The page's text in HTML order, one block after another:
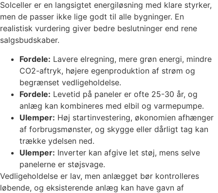
Solceller er en langsigtet energiløsning med klare styrker,
men de passer ikke lige godt til alle bygninger. En
realistisk vurdering giver bedre beslutninger end rene
salgsbudskaber.
Fordele: Lavere elregning, mere grøn energi, mindre
CO2-aftryk, højere egenproduktion af strøm og
begrænset vedligeholdelse.
Fordele: Levetid på paneler er ofte 25-30 år, og
anlæg kan kombineres med elbil og varmepumpe.
Ulemper: Høj startinvestering, økonomien afhænger
af forbrugsmønster, og skygge eller dårligt tag kan
trække ydelsen ned.
Ulemper: Inverter kan afgive let støj, mens selve
panelerne er støjsvage.
Vedligeholdelse er lav, men anlægget bør kontrolleres
løbende, og eksisterende anlæg kan have gavn af